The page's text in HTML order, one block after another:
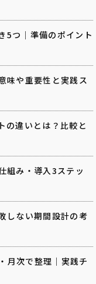
つ｜準備のポイント
味や重要性と実践ス
の違いとは？比較と
組み・導入3ステッ
しない期間設計の考
月次で整理｜実践チ